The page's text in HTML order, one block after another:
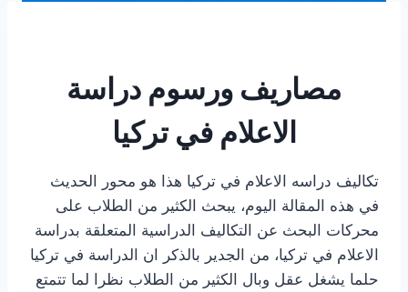
مصاريف ورسوم دراسة
الاعلام في تركيا
تكاليف دراسه الاعلام في تركيا هذا هو محور الحديث
في هذه المقالة اليوم، يبحث الكثير من الطلاب على
محركات البحث عن التكاليف الدراسية المتعلقة بدراسة
الاعلام في تركيا، من الجدير بالذكر ان الدراسة في تركيا
حلما يشغل عقل وبال الكثير من الطلاب نظرا لما تتمتع